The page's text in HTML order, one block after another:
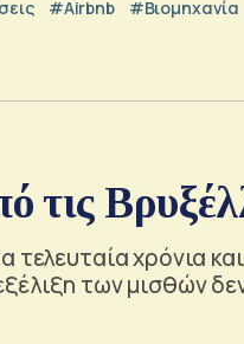
#Airbnb #Βιομηχανία
τις
τελευταία χρόνια και
των μισθών